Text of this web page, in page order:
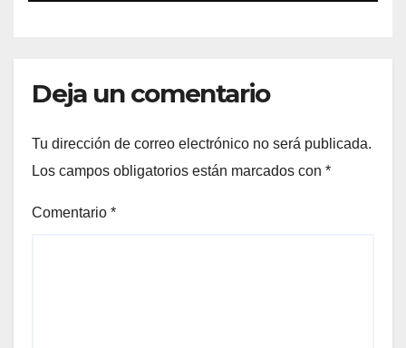
Deja un comentario
Tu dirección de correo electrónico no será publicada.
Los campos obligatorios están marcados con *
Comentario *